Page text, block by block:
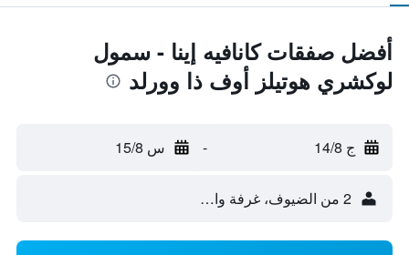
أفضل صفقات كانافيه إينا - سمول
لوكشري هوتيلز أوف ذا وورلد
ج 14/8 - س 15/8
2 من الضيوف، غرفة واحدة